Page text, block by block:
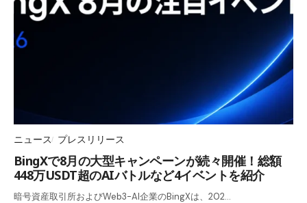
ニュース プレスリリース
BingXで8月の大型キャンペーンが続々開催！総額
448万USDT超のAIバトルなど4イベントを紹介
暗号資産取引所およびWeb3-AI企業のBingXは、202…